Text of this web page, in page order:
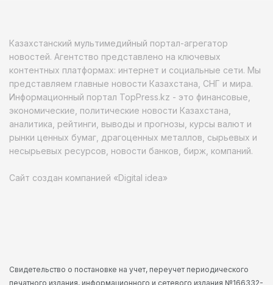
Казахстанский мультимедийный портал-агрегатор
новостей. Агентство представлено на ключевых
контентных платформах: интернет и социальные сети. Мы
представляем главные новости Казахстана, СНГ и мира.
Информационный портал TopPress.kz - это финансовые,
экономические, политические новости Казахстана,
аналитика, рейтинги, выводы и прогнозы, курсы валют и
рынки ценных бумаг, драгоценных металлов, сырьевых и
несырьевых ресурсов, новости банков, бирж, компаний.
Сайт создан компанией «Digital idea»
Свидетельство о постановке на учет, переучет периодического
печатного издания, информационного и сетевого издания №166332-